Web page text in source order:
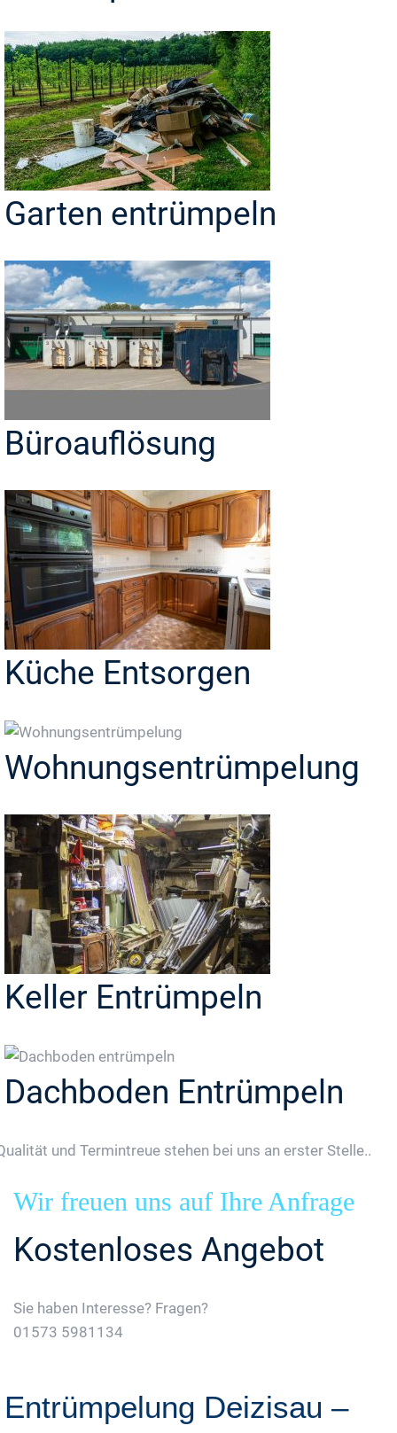
Garten entrümpeln
Büroauflösung
Küche Entsorgen
Wohnungsentrümpelung
Keller Entrümpeln
Dachboden Entrümpeln
und Termintreue stehen bei uns an erster Stelle..
Wir freuen uns auf Ihre Anfrage
Kostenloses Angebot
Sie haben Interesse? Fragen?
01573 5981134
Entrümpelung Deizisau –